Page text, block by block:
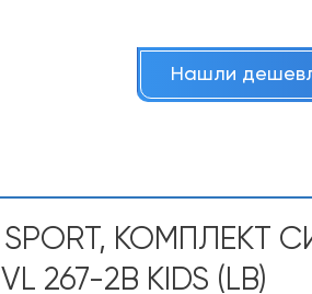
Нашли
КОМПЛЕКТ
2B KIDS (LB)